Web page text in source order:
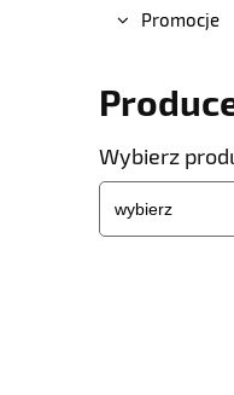
Promocje
Wybierz